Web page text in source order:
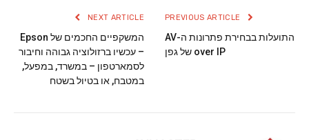
התועלות בבחירת פתרונות ה-AV
over IP של גפן
NEXT ARTICLE
המשקפיים החכמים של Epson
– עכשיו ברזולוציה גבוהה וחיבור
לסמארטפון – במשרד, במפעל,
במטבח, או בטיול בשטח